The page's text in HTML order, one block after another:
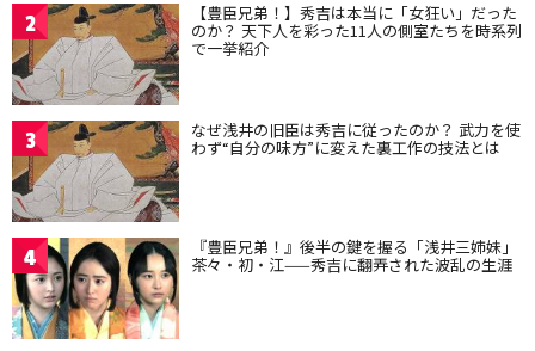
2 【豊臣兄弟！】秀吉は本当に「女狂い」だった
のか？ 天下人を彩った11人の側室たちを時系列
で一挙紹介
3 なぜ浅井の旧臣は秀吉に従ったのか？ 武力を使
わず“自分の味方”に変えた裏工作の技法とは
4 『豊臣兄弟！』後半の鍵を握る「浅井三姉妹」
茶々・初・江——秀吉に翻弄された波乱の生涯